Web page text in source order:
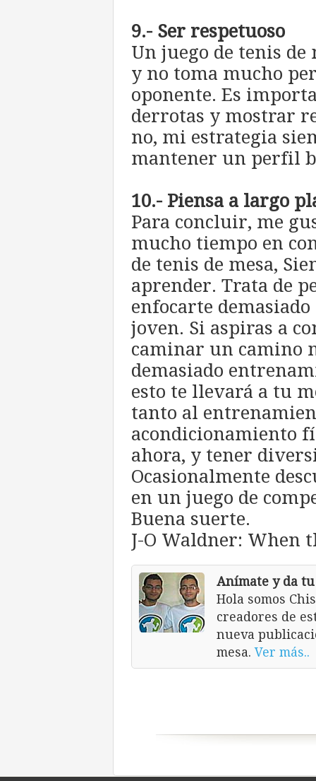
9.- Ser respetuoso
Un juego de tenis de
y no toma mucho
oponente. Es
derrotas y mostrar
no, mi estrategia
mantener un perfil
10.- Piensa a largo
Para concluir, me
mucho tiempo en
de tenis de mesa,
aprender. Trata de
enfocarte
joven. Si aspiras a
caminar un camino
demasiado
esto te llevará a tu
tanto al
acondicionamiento
ahora, y tener
Ocasionalmente
en un juego de
Buena suerte.
J-O Waldner: When
Anímate y da
Hola somos
creadores de
nueva
mesa.Ver más..